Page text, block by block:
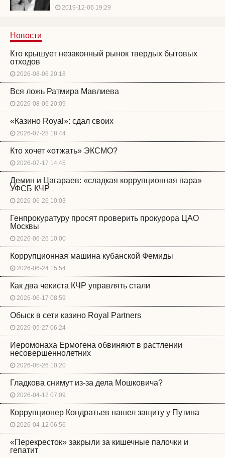
2019-12-06 19:29
Новости
Кто крышует незаконный рынок твердых бытовых
отходов
2026-08-06 20:18
Вся ложь Ратмира Мавлиева
2026-08-06 20:09
«Казино Royal»: сдал своих
2026-07-28 18:44
Кто хочет «отжать» ЭКСМО?
2026-07-17 14:45
Демин и Цагараев: «сладкая коррупционная пара»
УФСБ КЧР
2026-06-26 10:03
Генпрокуратуру просят проверить прокурора ЦАО
Москвы
2026-06-26 10:00
Коррупционная машина кубанской Фемиды
2026-06-24 15:54
Как два чекиста КЧР управлять стали
2026-06-17 08:59
Обыск в сети казино Royal Partners
2026-05-27 06:24
Иеромонаха Ермогена обвиняют в растлении
несовершеннолетних
2026-05-26 10:20
Гладкова снимут из-за дела Мошковича?
2026-04-12 07:09
Коррупционер Кондратьев нашел защиту у Путина
2026-04-12 06:56
«Перекресток» закрыли за кишечные палочки и
гепатит